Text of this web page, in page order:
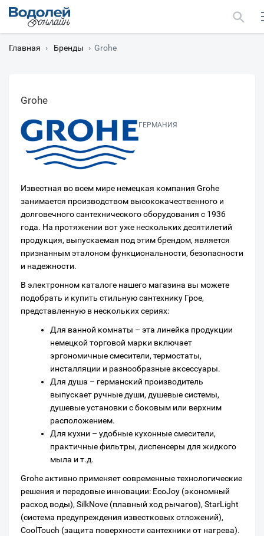
Главная › Бренды › Grohe
Grohe
ГЕРМАНИЯ
Известная во всем мире немецкая компания Grohe
занимается производством высококачественного и
долговечного сантехнического оборудования с 1936
года. На протяжении вот уже нескольких десятилетий
продукция, выпускаемая под этим брендом, является
признанным эталоном функциональности, безопасности
и надежности.
В электронном каталоге нашего магазина вы можете
подобрать и купить стильную сантехнику Грое,
представленную в нескольких сериях:
Для ванной комнаты – эта линейка продукции
немецкой торговой марки включает
эргономичные смесители, термостаты,
инсталляции и разнообразные аксессуары.
Для душа – германский производитель
выпускает ручные души, душевые системы,
душевые установки с боковым или верхним
расположением.
Для кухни – удобные кухонные смесители,
практичные фильтры, диспенсеры для жидкого
мыла и т.д.
Grohe активно применяет современные технологические
решения и передовые инновации: EcoJoy (экономный
расход воды), SilkNove (плавный ход рычагов), StarLight
(система предупреждения известковых отложений),
CoolTouch (защита поверхности сантехники от нагрева).
Мурманск